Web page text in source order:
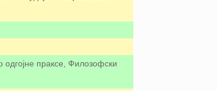
одгојне праксе, Филозофски